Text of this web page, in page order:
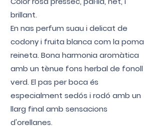
brillant.
En nas perfum suau i delicat de
codony i fruita blanca com la poma
reineta. Bona harmonia aromàtica
amb un tènue fons herbal de fonoll
verd. El pas per boca és
especialment sedós i rodó amb un
llarg final amb sensacions
d'orellanes.